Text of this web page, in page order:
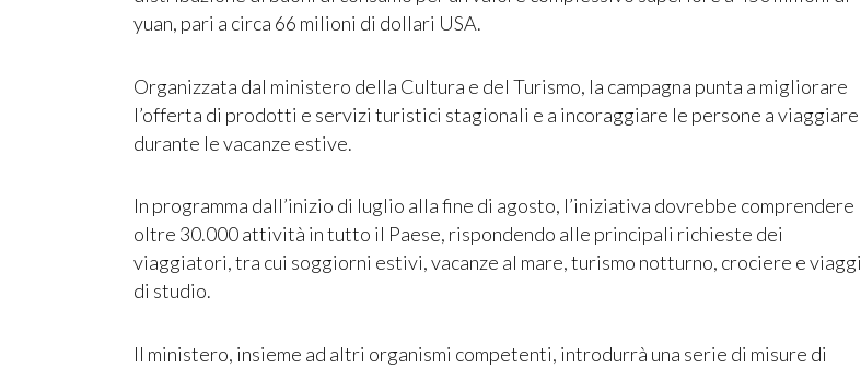
yuan, pari a circa 66 milioni di dollari USA.
Organizzata dal ministero della Cultura e del Turismo, la campagna punta a migliorare
l’offerta di prodotti e servizi turistici stagionali e a incoraggiare le persone a viaggiare
durante le vacanze estive.
In programma dall’inizio di luglio alla fine di agosto, l’iniziativa dovrebbe comprendere
oltre 30.000 attività in tutto il Paese, rispondendo alle principali richieste dei
viaggiatori, tra cui soggiorni estivi, vacanze al mare, turismo notturno, crociere e viaggi
di studio.
Il ministero, insieme ad altri organismi competenti, introdurrà una serie di misure di